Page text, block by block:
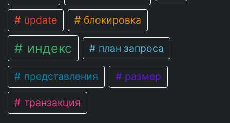
update блокировка
индекс план запроса
представления размер
транзакция